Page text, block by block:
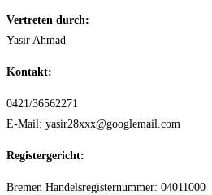
Vertreten durch:
Yasir Ahmad
Kontakt:
0421/36562271
E-Mail: yasir28xxx@googlemail.com
Registergericht:
Bremen Handelsregisternummer: 04011000